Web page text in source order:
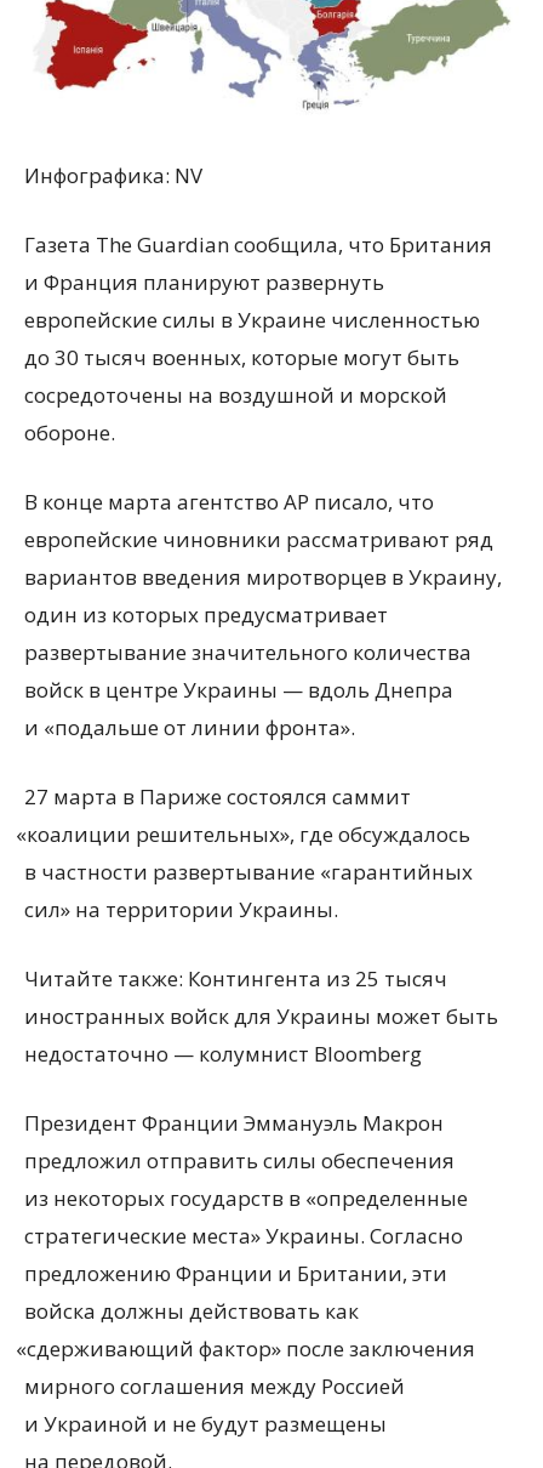
Инфографика: NV
Газета The Guardian сообщила, что Британия
и Франция планируют развернуть
европейские силы в Украине численностью
до 30 тысяч военных, которые могут быть
сосредоточены на воздушной и морской
обороне.
В конце марта агентство AP писало, что
европейские чиновники рассматривают ряд
вариантов введения миротворцев в Украину,
один из которых предусматривает
развертывание значительного количества
войск в центре Украины — вдоль Днепра
и «подальше от линии фронта».
27 марта в Париже состоялся саммит
«коалиции решительных», где обсуждалось
в частности развертывание «гарантийных
сил» на территории Украины.
Читайте также: Контингента из 25 тысяч
иностранных войск для Украины может быть
недостаточно — колумнист Bloomberg
Президент Франции Эммануэль Макрон
предложил отправить силы обеспечения
из некоторых государств в «определенные
стратегические места» Украины. Согласно
предложению Франции и Британии, эти
войска должны действовать как
«сдерживающий фактор» после заключения
мирного соглашения между Россией
и Украиной и не будут размещены
на передовой.